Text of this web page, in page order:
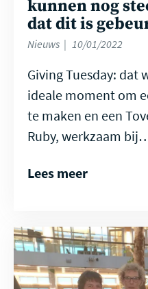
kunnen nog
dat dit is
Nieuws 10/01/2022
Giving Tuesday: dat
ideale moment om
te maken en een
Ruby, werkzaam
Lees meer
Lees
meer